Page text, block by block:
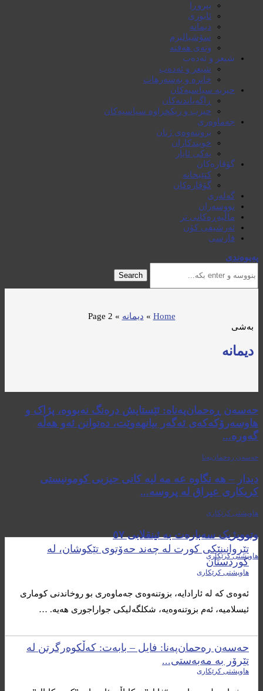
بیروڕا
ئابوری
دیمانە
سۆشیالیزم
وتەی هەفتە
شیعر و ئەدەب
شیعر و ئەدەب
خاترە و بەسەرهات
حیزبە سیاسیەکان
ڕاگەیاندنەکان
حیزب و ریکخراوە سیاسیەکان
جەماوەری
بزوتنەوەی ژنان
خویند‌کاران
یەکی ئایار
گۆڤارەکان
کتێبخانە
گۆڤارەکان
گەلەری
نووسەران
ماڵپەڕەکانی تر
ئەرشیفی کۆن
فارسی
پەیوەندی
Search
Home
» دیمانە »
Page 2
بەشی
دیمانە
حەسەن ڕەحمان‌پەناە: ئێستایش درەنگ نەبووە، پژاک و
هاوسەرۆکەکەی ئەگەر بیانهەوێت، دەتوانن ئەو هەڵە
گەورە...
حەسەن رەحمان‌پەنا
دیدار – هه نگاوه عه مه لیه کانی حیزبی کومونیستی
کریکاری عیراق له پروسه...
هاوپشتی کرێکاری
وتوویژیک سەبارەت بە ئینقلابی ٥٧
هاوپشتی کرێکاری
تێروانینێکی کورت لە چەند حەۆتوی تێکوشان، لە
کوردستان
هاوپشتی کرێکاری
ئەوەی کە لە ئارادایە، بزوتنەوەی جەماوەری بو روخاندنی کوماری
ئیسلامیە، ئەم بزوتنەوەیە، شکلگەلیکی جواراجوری هەیە. …
حەسەن رەحمان‌پەنا: فایل – بابەت: کەڵکوەرگرتن لە
تێرۆر بە مەبەستی...
هاوپشتی کرێکاری